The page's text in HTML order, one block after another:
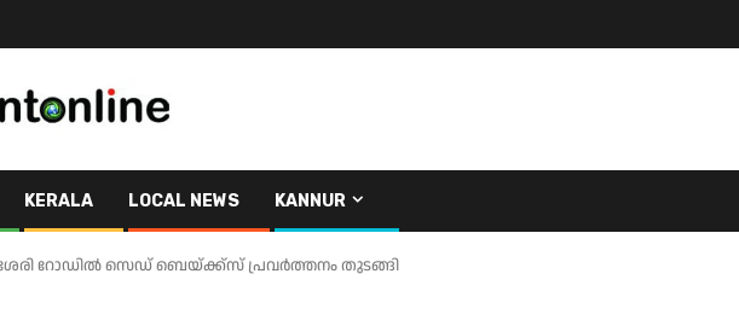
KERALA LOCAL NEWS KANNUR
റോഡിൽ സെഡ് ബെയ്ക്ക്‌സ് പ്രവർത്തനം തുടങ്ങി